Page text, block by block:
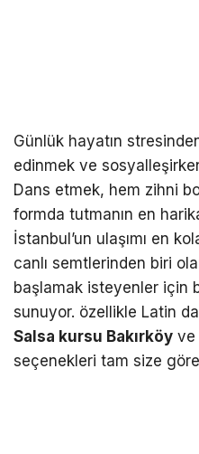
Günlük hayatın
edinmek ve
Dans etmek, hem zihni
formda tutmanın en
İstanbul’un ulaşımı en
canlı semtlerinden biri
başlamak isteyenler için
sunuyor. özellikle Latin
Salsa kursu Bakırköy ve
seçenekleri tam size